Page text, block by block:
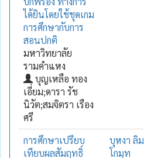
ได้ยินโดยใช้ชุดเกม
การศึกษากับการ
สอนปกติ
มหาวิทยาลัย
รามคำแหง
บุญเหลือ ทอง
เอี่ยม;ดารา รัช
นิวัต;สมจิตรา เรือง
ศรี
การศึกษาเปรียบ
เทียบผลสัมฤทธิ์
บุหงา ลิม
โกมุท